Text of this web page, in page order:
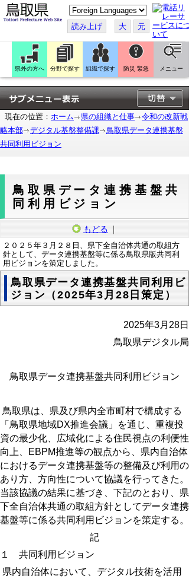
こ
の
ペ
ー
ジ
翻
訳
す
る
読み上げ 大 元
県外の方へ 分野で探す 組織で探す 防災 緊急 メニュー
現在の位置： ホーム 県の組織と仕事
令和の改新戦
略本部
デジタル基盤整備課
鳥取県データ連携基盤
共同利用ビジョン
鳥取県データ連携基盤共
同利用ビジョン
もどる ｜
２０２５年３月２８日、県下全自治体共通の取組方
針として、データ連携基盤等に係る鳥取県版共同利
用ビジョンを策定しました。
鳥取県データ連携基盤共同利用ビ
ジョン（2025年3月28日策定）
2025年3月 28日
鳥取県デジタル局
鳥取県データ連携基盤共同利用ビジョン
鳥取県は、県及び県内全市町村で構成する
「鳥取県地域DX推進会議」を通じ、重複投
資の最少化、広域化による住民視点の利便性
向上、
EBPM推進等の観点から、県内自治体
におけるデータ連携基盤等の整備及び利用の
あり方、方向性について協議を行ってきた。
当該協議の結果に基づき、下記のとおり、県
下全自治体共通の取組方針としてデータ連携
基盤等に係る共同利用ビジョンを策定する。
記
１ 共同利用ビジョン
県内自治体において、デジタル技術を活用